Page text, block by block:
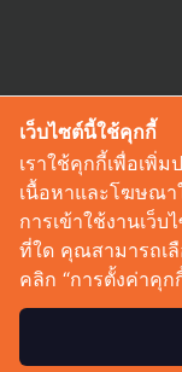
เว็บไซต์นี้ใช้คุกกี้
เราใช้คุกกี้เพื่อเพิ่
เนื้อหาและโฆษณา
การเข้าใช้งานเว็
ที่ใด คุณสามารถเ
คลิก “การตั้งค่าคุก